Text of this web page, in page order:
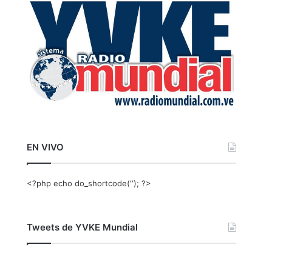
r
EN VIVO
<?php echo do_shortcode(‘‘); ?>
Tweets de YVKE Mundial